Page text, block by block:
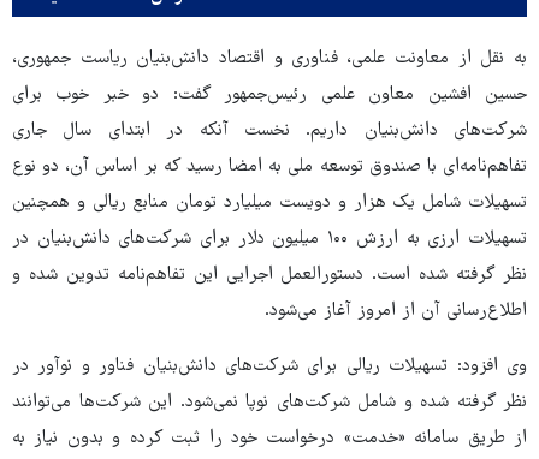
به نقل از معاونت علمی، فناوری و اقتصاد دانش‌بنیان ریاست جمهوری،
حسین افشین معاون علمی رئیس‌جمهور گفت: دو خبر خوب برای
شرکت‌های دانش‌بنیان داریم. نخست آنکه در ابتدای سال جاری
تفاهم‌نامه‌ای با صندوق توسعه ملی به امضا رسید که بر اساس آن، دو نوع
تسهیلات شامل یک هزار و دویست میلیارد تومان منابع ریالی و همچنین
تسهیلات ارزی به ارزش ۱۰۰ میلیون دلار برای شرکت‌های دانش‌بنیان در
نظر گرفته شده است. دستورالعمل اجرایی این تفاهم‌نامه تدوین شده و
اطلاع‌رسانی آن از امروز آغاز می‌شود.
وی افزود: تسهیلات ریالی برای شرکت‌های دانش‌بنیان فناور و نوآور در
نظر گرفته شده و شامل شرکت‌های نوپا نمی‌شود. این شرکت‌ها می‌توانند
از طریق سامانه «خدمت» درخواست خود را ثبت کرده و بدون نیاز به